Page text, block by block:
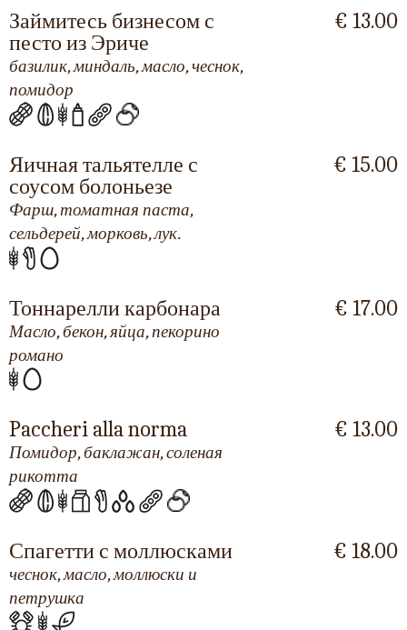
Займитесь бизнесом с
песто из Эриче
базилик, миндаль, масло, чеснок,
помидор
€ 13.00
Яичная тальятелле с
соусом болоньезе
Фарш, томатная паста,
сельдерей, морковь, лук.
€ 15.00
Тоннарелли карбонара
Масло, бекон, яйца, пекорино
романо
€ 17.00
Paccheri alla norma
Помидор, баклажан, соленая
рикотта
€ 13.00
Спагетти с моллюсками
чеснок, масло, моллюски и
петрушка
€ 18.00